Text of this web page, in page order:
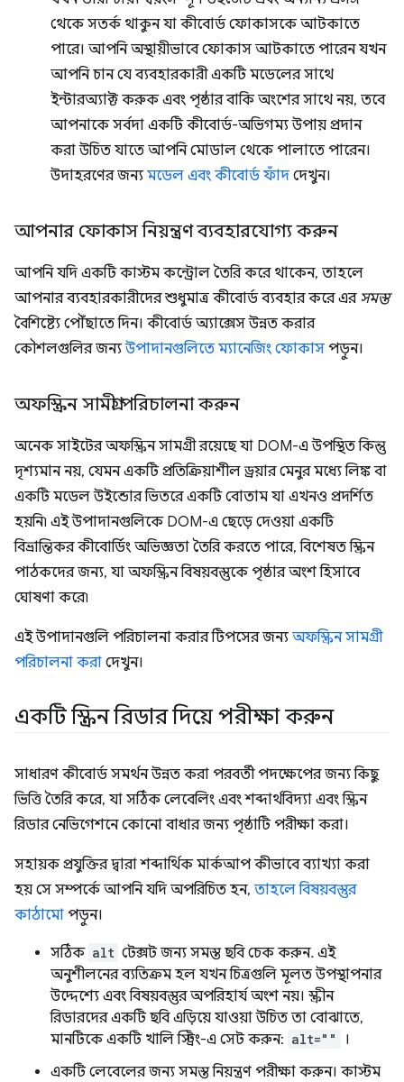
থেকে সতর্ক থাকুন যা কীবোর্ড ফোকাসকে আটকাতে
পারে। আপনি অস্থায়ীভাবে ফোকাস আটকাতে পারেন যখন
আপনি চান যে ব্যবহারকারী একটি মডেলের সাথে
ইন্টারঅ্যাক্ট করুক এবং পৃষ্ঠার বাকি অংশের সাথে নয়, তবে
আপনাকে সর্বদা একটি কীবোর্ড-অভিগম্য উপায় প্রদান
করা উচিত যাতে আপনি মোডাল থেকে পালাতে পারেন।
উদাহরণের জন্য মডেল এবং কীবোর্ড ফাঁদ দেখুন।
আপনার ফোকাস নিয়ন্ত্রণ ব্যবহারযোগ্য করুন
আপনি যদি একটি কাস্টম কন্ট্রোল তৈরি করে থাকেন, তাহলে
আপনার ব্যবহারকারীদের শুধুমাত্র কীবোর্ড ব্যবহার করে এর সমস্ত
বৈশিষ্ট্যে পৌঁছাতে দিন। কীবোর্ড অ্যাক্সেস উন্নত করার
কৌশলগুলির জন্যউপাদানগুলিতে ম্যানেজিং ফোকাস পড়ুন।
অফস্ক্রিন সামগ্রী পরিচালনা করুন
অনেক সাইটের অফস্ক্রিন সামগ্রী রয়েছে যা DOM-এ উপস্থিত কিন্তু
দৃশ্যমান নয়, যেমন একটি প্রতিক্রিয়াশীল ড্রয়ার মেনুর মধ্যে লিঙ্ক বা
একটি মডেল উইন্ডোর ভিতরে একটি বোতাম যা এখনও প্রদর্শিত
হয়নি৷ এই উপাদানগুলিকে DOM-এ ছেড়ে দেওয়া একটি
বিভ্রান্তিকর কীবোর্ডিং অভিজ্ঞতা তৈরি করতে পারে, বিশেষত স্ক্রিন
পাঠকদের জন্য, যা অফস্ক্রিন বিষয়বস্তুকে পৃষ্ঠার অংশ হিসাবে
ঘোষণা করে৷
এই উপাদানগুলি পরিচালনা করার টিপসের জন্য অফস্ক্রিন সামগ্রী
পরিচালনা করা দেখুন।
একটি স্ক্রিন রিডার দিয়ে পরীক্ষা করুন
সাধারণ কীবোর্ড সমর্থন উন্নত করা পরবর্তী পদক্ষেপের জন্য কিছু
ভিত্তি তৈরি করে, যা সঠিক লেবেলিং এবং শব্দার্থবিদ্যা এবং স্ক্রিন
রিডার নেভিগেশনে কোনো বাধার জন্য পৃষ্ঠাটি পরীক্ষা করা।
সহায়ক প্রযুক্তির দ্বারা শব্দার্থিক মার্কআপ কীভাবে ব্যাখ্যা করা
হয় সে সম্পর্কে আপনি যদি অপরিচিত হন, তাহলে বিষয়বস্তুর
কাঠামো পড়ুন।
সঠিক alt টেক্সট জন্য সমস্ত ছবি চেক করুন. এই
অনুশীলনের ব্যতিক্রম হল যখন চিত্রগুলি মূলত উপস্থাপনার
উদ্দেশ্যে এবং বিষয়বস্তুর অপরিহার্য অংশ নয়। স্ক্রীন
রিডারদের একটি ছবি এড়িয়ে যাওয়া উচিত তা বোঝাতে,
মানটিকে একটি খালি স্ট্রিং-এ সেট করুন: alt=""
।
একটি লেবেলের জন্য সমস্ত নিয়ন্ত্রণ পরীক্ষা করুন। কাস্টম